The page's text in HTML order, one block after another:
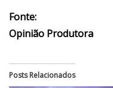
Fonte:
Opinião Produtora
Posts Relacionados